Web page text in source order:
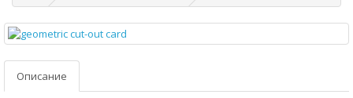
Описание